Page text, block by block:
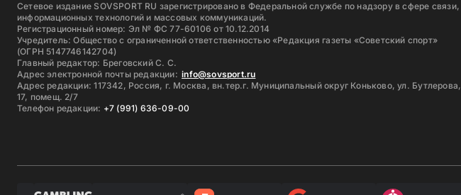
Сетевое издание SOVSPORT RU зарегистрировано в Федеральной службе по надзору в сфере связи,
информационных технологий и массовых коммуникаций.
Регистрационный номер: Эл № ФС 77-60106 от 10.12.2014
Учредитель: Общество с ограниченной ответственностью «Редакция газеты «Советский спорт»
(ОГРН 5147746142704)
Главный редактор: Бреговский С. С.
Адрес электронной почты редакции: info@sovsport.ru
Адрес редакции: 117342, Россия, г. Москва, вн.тер.г. Муниципальный округ Коньково, ул. Бутлерова,
17, помещ. 2/7
Телефон редакции: +7 (991) 636-09-00